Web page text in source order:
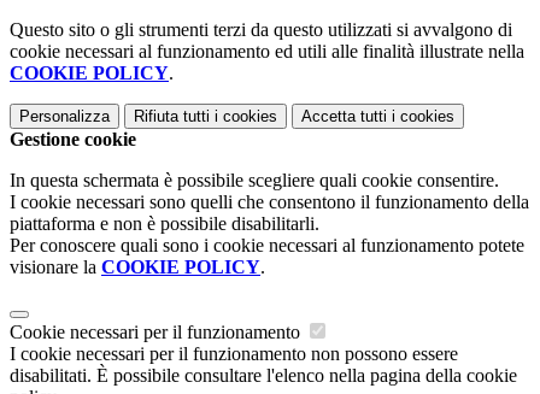
Questo sito o gli strumenti terzi da questo utilizzati si avvalgono di
cookie necessari al funzionamento ed utili alle finalità illustrate nella
COOKIE POLICY.
Personalizza Rifiuta tutti i cookies Accetta tutti i cookies
Gestione cookie
In questa schermata è possibile scegliere quali cookie consentire.
I cookie necessari sono quelli che consentono il funzionamento della
piattaforma e non è possibile disabilitarli.
Per conoscere quali sono i cookie necessari al funzionamento potete
visionare la COOKIE POLICY.
Cookie necessari per il funzionamento
I cookie necessari per il funzionamento non possono essere
disabilitati. È possibile consultare l'elenco nella pagina della cookie